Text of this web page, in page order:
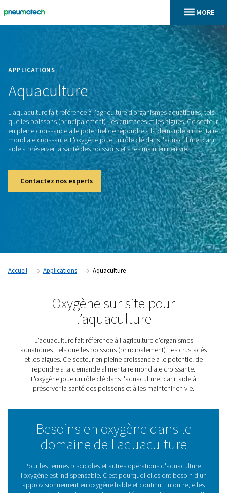
APPLICATIONS
Aquaculture
L'aquaculture fait référence à l'agriculture d'organismes
que les poissons (principalement), les crustacés et les
en pleine croissance a le potentiel de répondre à la
mondiale croissante. L'oxygène joue un rôle clé dans
aide à préserver la santé des poissons et à les maintenir en
Contactez nos experts
Applications Aquaculture
Oxygène sur site pour
l’aquaculture
L'aquaculture fait référence à l'agriculture
aquatiques, tels que les poissons (principalement), les
et les algues. Ce secteur en pleine croissance a le
répondre à la demande alimentaire mondiale
L'oxygène joue un rôle clé dans l'aquaculture, car il
préserver la santé des poissons et à les maintenir